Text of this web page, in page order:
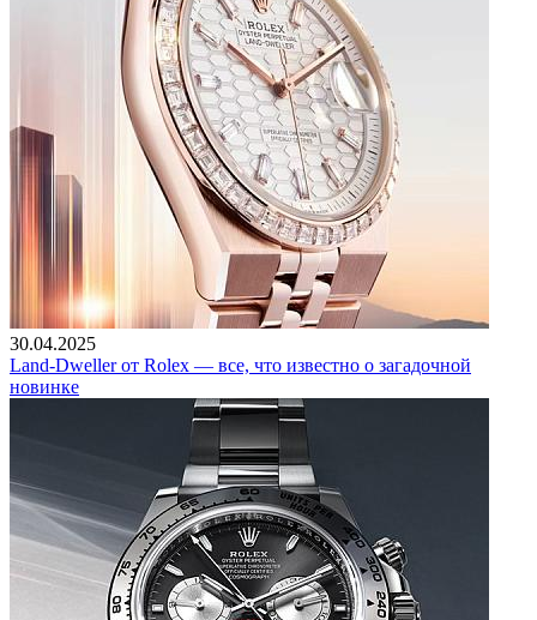
30.04.2025
Land-Dweller от Rolex — все, что известно о загадочной
новинке